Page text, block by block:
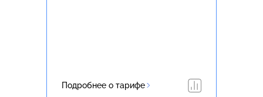
Подробнее о тарифе